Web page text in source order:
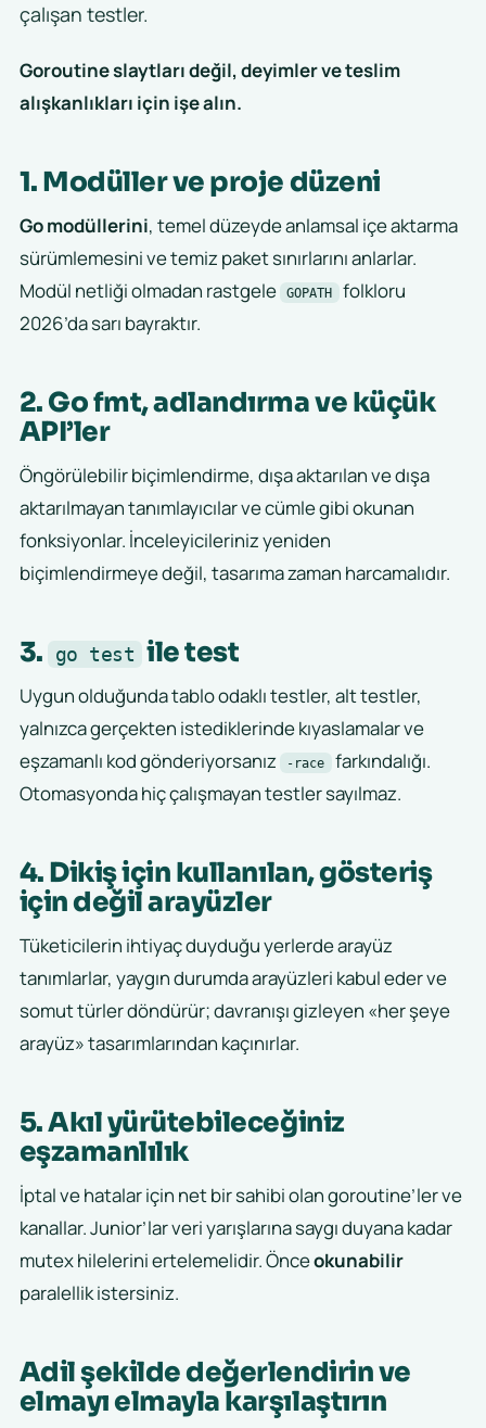
çalışan testler.
Goroutine slaytları değil, deyimler ve teslim
alışkanlıkları için işe alın.
1. Modüller ve proje düzeni
Go modüllerini, temel düzeyde anlamsal içe aktarma
sürümlemesini ve temiz paket sınırlarını anlarlar.
Modül netliği olmadan rastgele
GOPATH
folkloru
2026’da sarı bayraktır.
2. Go fmt, adlandırma ve küçük
API’ler
Öngörülebilir biçimlendirme, dışa aktarılan ve dışa
aktarılmayan tanımlayıcılar ve cümle gibi okunan
fonksiyonlar. İnceleyicileriniz yeniden
biçimlendirmeye değil, tasarıma zaman harcamalıdır.
3. go test ile test
Uygun olduğunda tablo odaklı testler, alt testler,
yalnızca gerçekten istediklerinde kıyaslamalar ve
eşzamanlı kod gönderiyorsanız
-race
farkındalığı.
Otomasyonda hiç çalışmayan testler sayılmaz.
4. Dikiş için kullanılan, gösteriş
için değil arayüzler
Tüketicilerin ihtiyaç duyduğu yerlerde arayüz
tanımlarlar, yaygın durumda arayüzleri kabul eder ve
somut türler döndürür; davranışı gizleyen «her şeye
arayüz» tasarımlarından kaçınırlar.
5. Akıl yürütebileceğiniz
eşzamanlılık
İptal ve hatalar için net bir sahibi olan goroutine’ler ve
kanallar. Junior’lar veri yarışlarına saygı duyana kadar
mutex hilelerini ertelemelidir. Önceokunabilir
paralellik istersiniz.
Adil şekilde değerlendirin ve
elmayı elmayla karşılaştırın